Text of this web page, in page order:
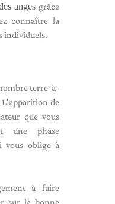
anges grâce
connaître la
individuels.
terre-à-
de
que vous
une phase
vous oblige à
à faire
sur la bonne